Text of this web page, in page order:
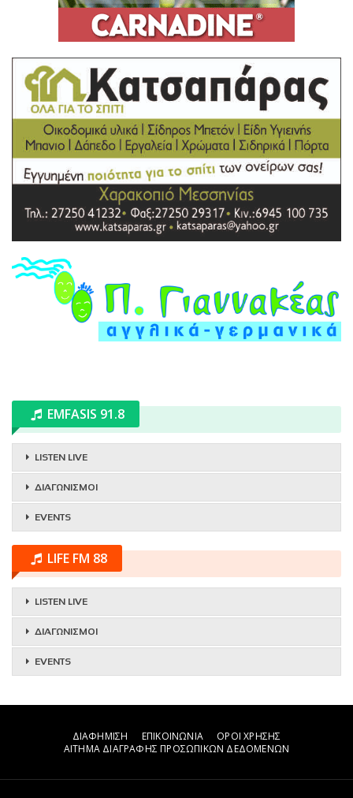
EMFASIS 91.8
LISTEN LIVE
ΔΙΑΓΩΝΙΣΜΟΙ
EVENTS
LIFE FM 88
LISTEN LIVE
ΔΙΑΓΩΝΙΣΜΟΙ
EVENTS
ΔΙΑΦΗΜΙΣΗ ΕΠΙΚΟΙΝΩΝΙΑ
ΟΡΟΙ ΧΡΗΣΗΣ
ΑΙΤΗΜΑ ΔΙΑΓΡΑΦΗΣ ΠΡΟΣΩΠΙΚΩΝ ΔΕΔΟΜΕΝΩΝ